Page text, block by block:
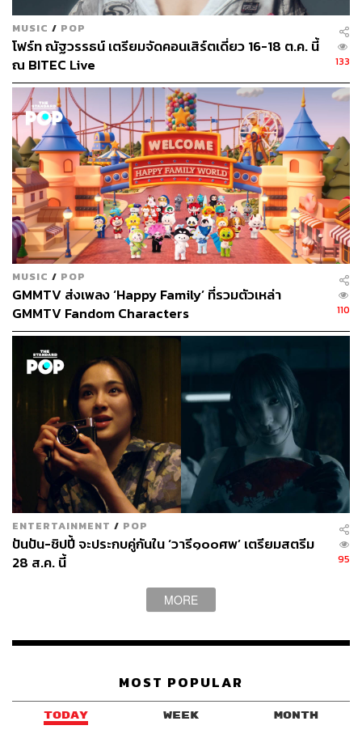
4 Elements / iQIYI
ก่อนจะปิดท้ายไลน์อัปคอนเทนต์ซีรีส์ไทยกับอีกหนึ่ง
พาร์ตเนอร์ Mandee Work ที่ครั้งนี้ได้จับมือร่วมกับ iQIYI ถึง 7
เรื่อง เริ่มด้วยซีรีส์พีเรียดเรื่องแรกของค่าย ‘ภพเธอ’ นำแสดง
โดย เน็ต สิรภพ และ เจเจ รัชพล ต่อด้วยแนวมหาลัยย่อยง่าย
‘ด้วงกับเธอ’ นำแสดงโดย ตี๋ตี๋ วันพิชิต และ ป๋อ ศุภการ ตาม
มาด้วยการประกบคู่กันอีกครั้งระหว่าง แม้ก กรธัสส์ และ ณฐ
ณฐสิชณ์ ใน ‘ที่สามของเธอ’ ก่อนจะไปต่อกับซีรีส์ตีแผ่วงการ
บันเทิง ‘รักสุดใจนายแฟนบอย’ นำแสดงโดย อู่อู๋ ธนภูมิ และ
เซฟ วรพงษ์ หรือจะเป็นซีรีส์ที่แฟนๆ จับตามอง ‘เมื่อผมอยาก
เป็นยูทูเบอร์แข่งกับแฟนเก่า’ นำแสดงโดย เติ้ล มติมันท์ และ
เฟิร์สวัน วรรณกร รวมถึงซีรีส์มิวสิคัลอย่าง ‘มนต์รักฮักอีหลี’
นำแสดงโดย ซี พฤกษ์ และ นุนิว ชวรินทร์
ไม่หมดเพียงเท่านั้น ยังเซอร์ไพรส์แฟนๆ ด้วยการประกาศ
‘เขมจิราต้องรอด Special Episode’ ให้ทุกคนหายคิดถึง และ
ยังมี iQIYI Original ที่ทำร่วมกับ Mandee Work อย่าง เขาชื่อ
อันวาร์ UNKNOWN LOVER ซึ่งเป็นการร่วมงานกันอีกครั้ง
ของ โทมัส ธีร์ทัศน์ และ ก้อง ก้องภพ
MUSIC / POP
โฟร์ท ณัฐวรรธน์ เตรียมจัดคอนเสิร์ตเดี่ยว 16-18 ต.ค. นี้
ณ BITEC Live
133
MUSIC / POP
GMMTV ส่งเพลง ‘Happy Family’ ที่รวมตัวเหล่า
GMMTV Fandom Characters
110
ENTERTAINMENT / POP
ปันปัน-ชิปปี้ จะประกบคู่กันใน ‘วารี๑๐๐ศพ’ เตรียมสตรีม
28 ส.ค. นี้
95
MORE
MOST POPULAR
TODAY WEEK MONTH